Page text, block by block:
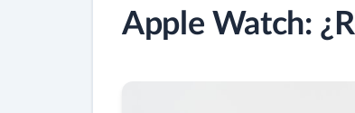
Apple Watch: